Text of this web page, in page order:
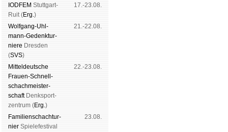
IODFEM Stutt­gart-
Ruit (Erg.)
17.-23.08.
Wolf­gang-Uhl­
mann-Ge­denk­tur­
niere Dres­den
(SVS)
21.-22.08.
Mit­tel­deu­tsche
Frauen-Schnell­
schach­meis­ter­
schaftDenk­sport­
zen­trum (Erg.)
22.-23.08.
Familien­schach­tur­
nier Spiele­fes­ti­val
23.08.